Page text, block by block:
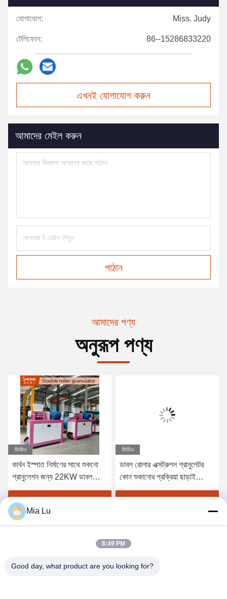
যোগাযোগ: Miss. Judy
টেলিফোন: 86--15286833220
এখনই যোগাযোগ করুন
আমাদের মেইল করুন
পাঠান
আমাদের পণ্য
অনুরূপ পণ্য
ভিডিও
কার্বন ইস্পাত নির্মাণের সাথে শুকনো
গ্রানুলেশন জন্য 22KW ডাবল
রোলার সার গ্রানুলেটর মেশিন
ভিডিও
ডাবল রোলার এক্সট্রুশন গ্রানুলেটর
কোন শুকানোর প্রক্রিয়া ছাড়াই
যৌগিক সার জন্য উচ্চ পরিধান
Mia Lu
8:49 PM
Good day, what product are you looking for?